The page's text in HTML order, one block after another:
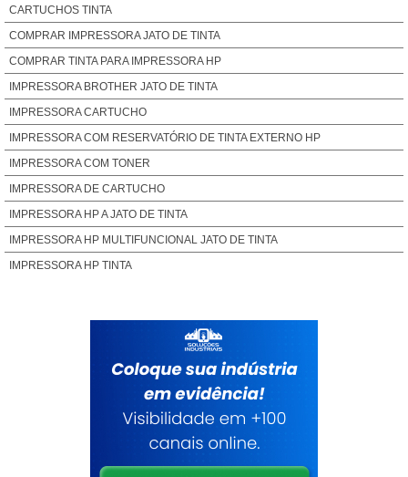
CARTUCHOS TINTA
COMPRAR IMPRESSORA JATO DE TINTA
COMPRAR TINTA PARA IMPRESSORA HP
IMPRESSORA BROTHER JATO DE TINTA
IMPRESSORA CARTUCHO
IMPRESSORA COM RESERVATÓRIO DE TINTA EXTERNO HP
IMPRESSORA COM TONER
IMPRESSORA DE CARTUCHO
IMPRESSORA HP A JATO DE TINTA
IMPRESSORA HP MULTIFUNCIONAL JATO DE TINTA
IMPRESSORA HP TINTA
IMPRESSORA MULTIFUNCIONAL HP JATO DE TINTA
IMPRESSORA TANQUE TINTA HP
IMPRESSORA TINTA EXTERNA
MULTIFUNCIONAL HP TANQUE DE TINTA
PREÇO DE CARTUCHO DE IMPRESSORA